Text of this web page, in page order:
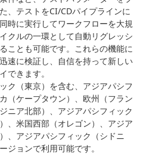
、テストをCI/CDパイプラインに
時に実行してワークフローを大規
クルの一環として自動リグレッシ
ことも可能です。これらの機能に
速に検証し、自信を持って新しい
できます。
ク（東京）を含む、アジアパシフ
（ケープタウン）、欧州（フラン
ニア北部）、アジアパシフィック
、米国西部（オレゴン）、アジア
、アジアパシフィック（シドニ
ジョンで利用可能です。